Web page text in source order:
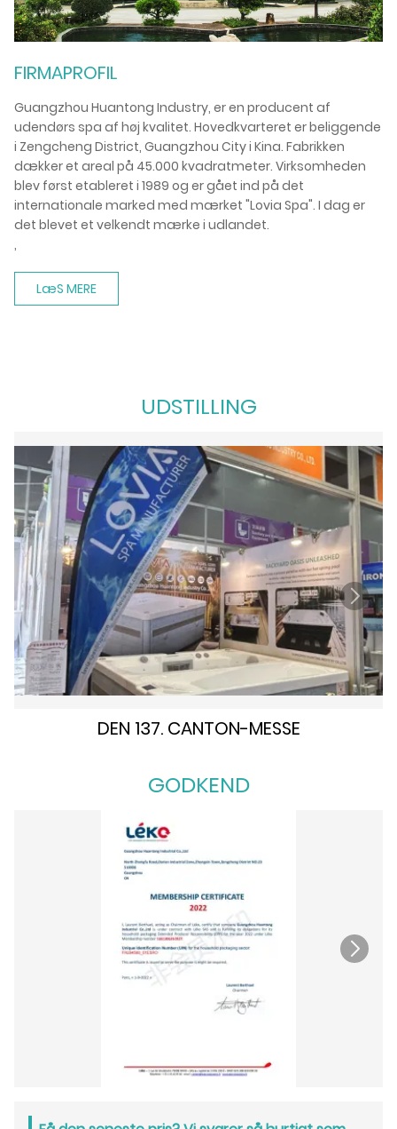
FIRMAPROFIL
Guangzhou Huantong Industry, er en producent af
udendørs spa af høj kvalitet. Hovedkvarteret er beliggende
i Zengcheng District, Guangzhou City i Kina. Fabrikken
dækker et areal på 45.000 kvadratmeter. Virksomheden
blev først etableret i 1989 og er gået ind på det
internationale marked med mærket "Lovia Spa". I dag er
det blevet et velkendt mærke i udlandet.
,
LæS MERE
UDSTILLING
DEN 137. CANTON-MESSE
GODKEND